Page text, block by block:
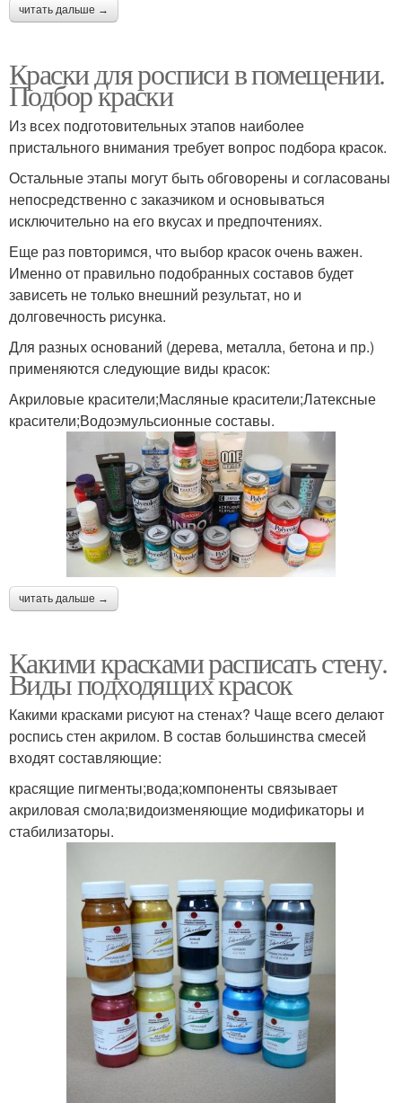
читать дальше →
Краски для росписи в помещении.
Подбор краски
Из всех подготовительных этапов наиболее
пристального внимания требует вопрос подбора красок.
Остальные этапы могут быть обговорены и согласованы
непосредственно с заказчиком и основываться
исключительно на его вкусах и предпочтениях.
Еще раз повторимся, что выбор красок очень важен.
Именно от правильно подобранных составов будет
зависеть не только внешний результат, но и
долговечность рисунка.
Для разных оснований (дерева, металла, бетона и пр.)
применяются следующие виды красок:
Акриловые красители;Масляные красители;Латексные
красители;Водоэмульсионные составы.
читать дальше →
Какими красками расписать стену.
Виды подходящих красок
Какими красками рисуют на стенах? Чаще всего делают
роспись стен акрилом. В состав большинства смесей
входят составляющие:
красящие пигменты;вода;компоненты связывает
акриловая смола;видоизменяющие модификаторы и
стабилизаторы.